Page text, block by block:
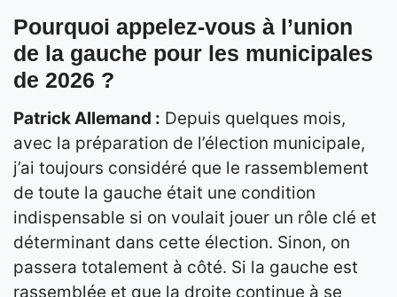
Pourquoi appelez-vous à l’union
de la gauche pour les municipales
de 2026 ?
Patrick Allemand : Depuis quelques mois,
avec la préparation de l’élection municipale,
j’ai toujours considéré que le rassemblement
de toute la gauche était une condition
indispensable si on voulait jouer un rôle clé et
déterminant dans cette élection. Sinon, on
passera totalement à côté. Si la gauche est
rassemblée et que la droite continue à se